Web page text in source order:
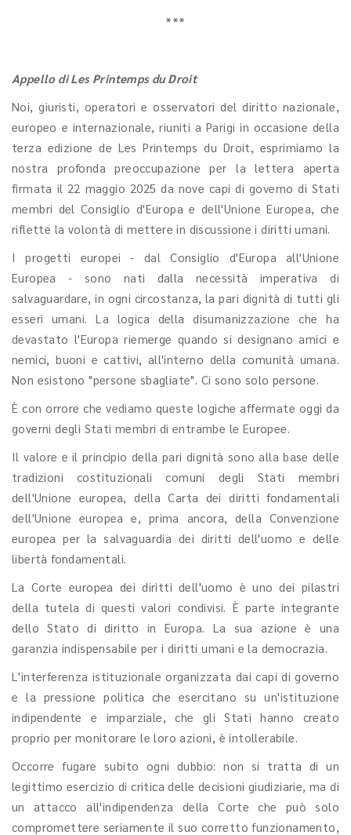
***
Appello di Les Printemps du Droit
Noi, giuristi, operatori e osservatori del diritto nazionale,
europeo e internazionale, riuniti a Parigi in occasione della
terza edizione de Les Printemps du Droit, esprimiamo la
nostra profonda preoccupazione per la lettera aperta
firmata il 22 maggio 2025 da nove capi di governo di Stati
membri del Consiglio d'Europa e dell'Unione Europea, che
riflette la volontà di mettere in discussione i diritti umani.
I progetti europei - dal Consiglio d'Europa all'Unione
Europea - sono nati dalla necessità imperativa di
salvaguardare, in ogni circostanza, la pari dignità di tutti gli
esseri umani. La logica della disumanizzazione che ha
devastato l'Europa riemerge quando si designano amici e
nemici, buoni e cattivi, all'interno della comunità umana.
Non esistono "persone sbagliate". Ci sono solo persone.
È con orrore che vediamo queste logiche affermate oggi da
governi degli Stati membri di entrambe le Europee.
Il valore e il principio della pari dignità sono alla base delle
tradizioni costituzionali comuni degli Stati membri
dell'Unione europea, della Carta dei diritti fondamentali
dell'Unione europea e, prima ancora, della Convenzione
europea per la salvaguardia dei diritti dell'uomo e delle
libertà fondamentali.
La Corte europea dei diritti dell'uomo è uno dei pilastri
della tutela di questi valori condivisi. È parte integrante
dello Stato di diritto in Europa. La sua azione è una
garanzia indispensabile per i diritti umani e la democrazia.
L'interferenza istituzionale organizzata dai capi di governo
e la pressione politica che esercitano su un'istituzione
indipendente e imparziale, che gli Stati hanno creato
proprio per monitorare le loro azioni, è intollerabile.
Occorre fugare subito ogni dubbio: non si tratta di un
legittimo esercizio di critica delle decisioni giudiziarie, ma di
un attacco all'indipendenza della Corte che può solo
compromettere seriamente il suo corretto funzionamento,